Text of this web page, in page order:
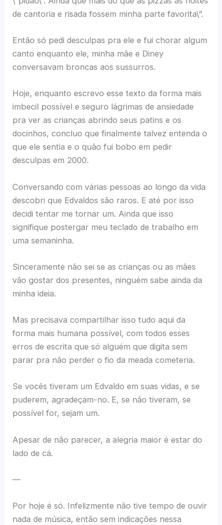
de cantoria e risada fossem minha parte favorita\”.
Então só pedi desculpas pra ele e fui chorar algum
canto enquanto ele, minha mãe e Diney
conversavam broncas aos sussurros.
Hoje, enquanto escrevo esse texto da forma mais
imbecil possível e seguro lágrimas de ansiedade
pra ver as crianças abrindo seus patins e os
docinhos, concluo que finalmente talvez entenda o
que ele sentia e o quão fui bobo em pedir
desculpas em 2000.
Conversando com várias pessoas ao longo da vida
descobri que Edvaldos são raros. E até por isso
decidi tentar me tornar um. Ainda que isso
signifique postergar meu teclado de trabalho em
uma semaninha.
Sinceramente não sei se as crianças ou as mães
vão gostar dos presentes, ninguém sabe ainda da
minha ideia.
Mas precisava compartilhar isso tudo aqui da
forma mais humana possível, com todos esses
erros de escrita que só alguém que digita sem
parar pra não perder o fio da meada cometeria.
Se vocês tiveram um Edvaldo em suas vidas, e se
puderem, agradeçam-no. E, se não tiveram, se
possível for, sejam um.
Apesar de não parecer, a alegria maior é estar do
lado de cá.
—
Por hoje é só. Infelizmente não tive tempo de ouvir
nada de música, então sem indicações nessa